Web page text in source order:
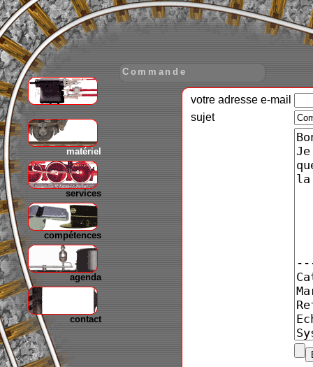
matériel
services
compétences
agenda
contact
Commande
votre adresse e-mail
sujet